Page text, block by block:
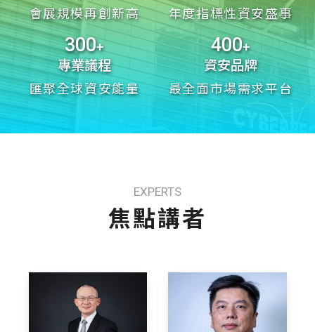
會展規模再創新高 年度指標性資安盛事
300+
專業議程
匯聚全球資安能量
400+
資安品牌
最全面市場需求平台
EXPERTS
焦點講者